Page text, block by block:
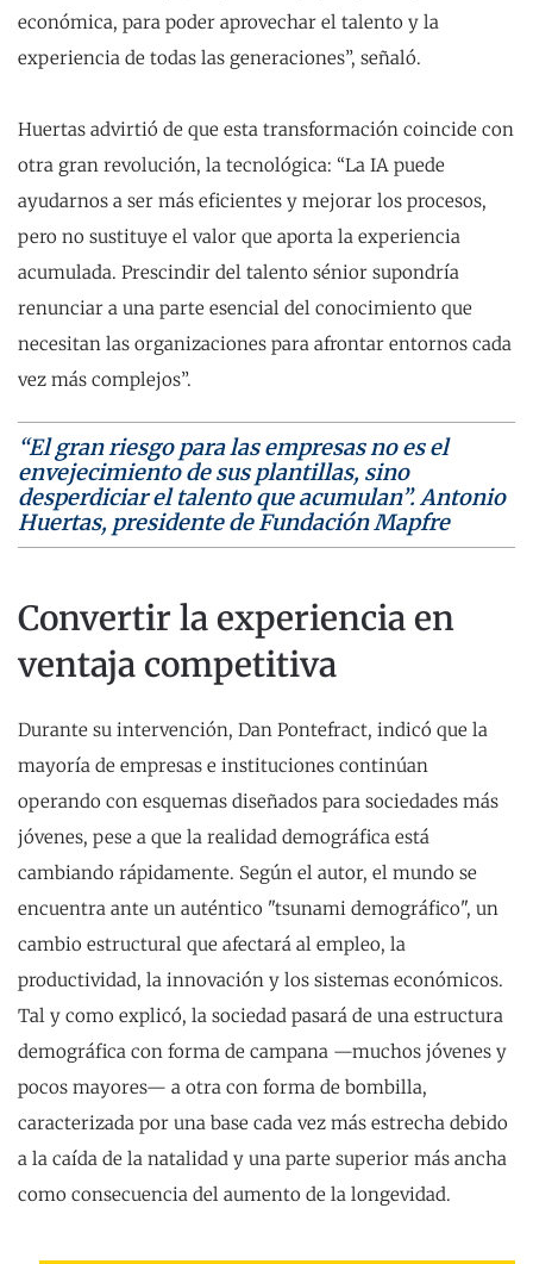
económica, para poder aprovechar el talento y la
experiencia de todas las generaciones”, señaló.
Huertas advirtió de que esta transformación coincide con
otra gran revolución, la tecnológica: “La IA puede
ayudarnos a ser más eficientes y mejorar los procesos,
pero no sustituye el valor que aporta la experiencia
acumulada. Prescindir del talento sénior supondría
renunciar a una parte esencial del conocimiento que
necesitan las organizaciones para afrontar entornos cada
vez más complejos”.
“El gran riesgo para las empresas no es el
envejecimiento de sus plantillas, sino
desperdiciar el talento que acumulan”. Antonio
Huertas, presidente de Fundación Mapfre
Convertir la experiencia en
ventaja competitiva
Durante su intervención, Dan Pontefract, indicó que la
mayoría de empresas e instituciones continúan
operando con esquemas diseñados para sociedades más
jóvenes, pese a que la realidad demográfica está
cambiando rápidamente. Según el autor, el mundo se
encuentra ante un auténtico "tsunami demográfico", un
cambio estructural que afectará al empleo, la
productividad, la innovación y los sistemas económicos.
Tal y como explicó, la sociedad pasará de una estructura
demográfica con forma de campana —muchos jóvenes y
pocos mayores— a otra con forma de bombilla,
caracterizada por una base cada vez más estrecha debido
a la caída de la natalidad y una parte superior más ancha
como consecuencia del aumento de la longevidad.